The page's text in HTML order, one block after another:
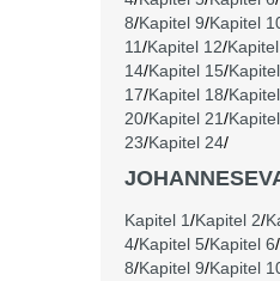
8/Kapitel 9/Kapitel
11/Kapitel 12/
14/Kapitel 15/
17/Kapitel 18/
20/Kapitel 21/
23/Kapitel 24/
Kapitel 1/Kapitel 2/
4/Kapitel 5/Kapitel 6/
8/Kapitel 9/Kapitel